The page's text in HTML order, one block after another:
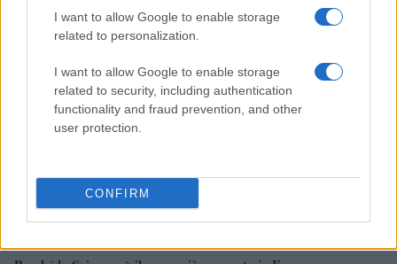
I want to allow Google to enable storage
related to personalization.
I want to allow Google to enable storage
related to security, including authentication
functionality and fraud prevention, and other
user protection.
CONFIRM
CRIPTOVALUTE